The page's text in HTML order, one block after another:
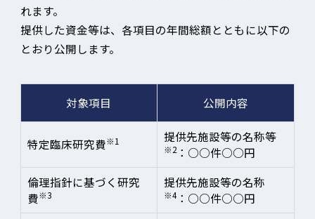
れます。
提供した資金等は、各項目の年間総額とともに以下の
とおり公開します。
対象項目 公開内容
特定臨床研究費※1 提供先施設等の名称等
※2：○○件○○円
倫理指針に基づく研究
費※3
提供先施設等の名称
※4 ：○○件○○円